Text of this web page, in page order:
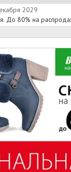
2029
До 80% на